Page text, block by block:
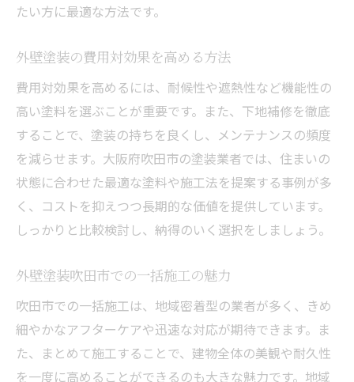
たい方に最適な方法です。
外壁塗装の費用対効果を高める方法
費用対効果を高めるには、耐候性や遮熱性など機能性の
高い塗料を選ぶことが重要です。また、下地補修を徹底
することで、塗装の持ちを良くし、メンテナンスの頻度
を減らせます。大阪府吹田市の塗装業者では、住まいの
状態に合わせた最適な塗料や施工法を提案する事例が多
く、コストを抑えつつ長期的な価値を提供しています。
しっかりと比較検討し、納得のいく選択をしましょう。
外壁塗装吹田市での一括施工の魅力
吹田市での一括施工は、地域密着型の業者が多く、きめ
細やかなアフターケアや迅速な対応が期待できます。ま
た、まとめて施工することで、建物全体の美観や耐久性
を一度に高めることができるのも大きな魅力です。地域